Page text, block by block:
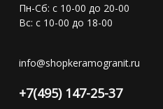
Пн-Сб: с 10-00 до 20-00
Вс: с 10-00 до 18-00
info@shopkeramogranit.ru
+7(495) 147-25-37